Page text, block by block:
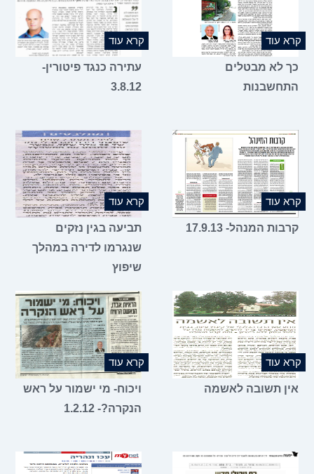
קרא עוד
כך לא מבטלים
התחשבנות
קרא עוד
עתירה כנגד פיטורין-
3.8.12
קרא עוד
קרבות המנהל- 17.9.13
קרא עוד
תביעה בגין נזקים
שנגרמו לדירה במהלך
שיפוץ
קרא עוד
אין תשובה לאשמה
קרא עוד
ויכוח- מי ישמור על ראש
הנקרה?- 1.2.12